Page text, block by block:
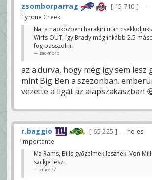
zsomborparrag 15 710
—
Tyrone Creek
Na, a napközbeni harakiri után csekkoljuk
Wirfs OUT, így Brady még inkább 2.5
fog passzolni.
zacknorb
az a durva, hogy még így sem lesz
mint Big Ben a szezonban.
vezette a ligát az alapszakaszban
r.baggio 65 225
— no es
importante
Ma Rams, Bills győzelmek lesznek. Von
sackje lesz.
xrace77